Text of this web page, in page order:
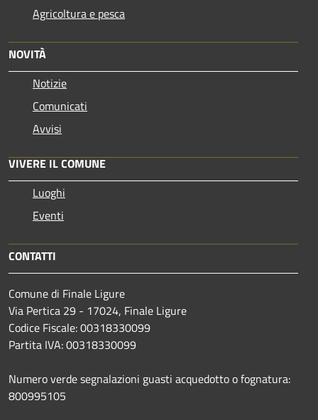
Agricoltura e pesca
NOVITÀ
Notizie
Comunicati
Avvisi
VIVERE IL COMUNE
Luoghi
Eventi
CONTATTI
Comune di Finale Ligure
Via Pertica 29 - 17024, Finale Ligure
Codice Fiscale: 00318330099
Partita IVA: 00318330099
Numero verde segnalazioni guasti acquedotto o fognatura:
800995105